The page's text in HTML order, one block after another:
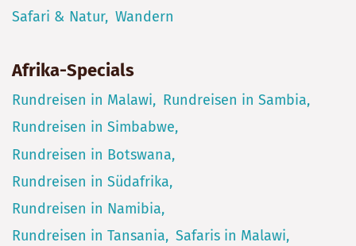
Safari & Natur Wandern
Afrika-Specials
Rundreisen in Malawi
Rundreisen in Sambia
Rundreisen in Simbabwe
Rundreisen in Botswana
Rundreisen in Südafrika
Rundreisen in Namibia
Rundreisen in Tansania
Safaris in Malawi